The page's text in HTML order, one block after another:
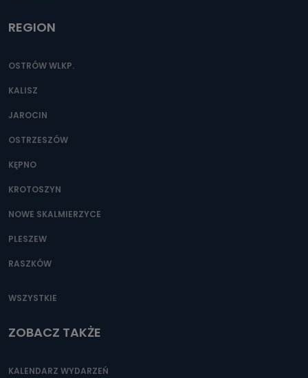
REGION
OSTRÓW WLKP.
KALISZ
JAROCIN
OSTRZESZÓW
KĘPNO
KROTOSZYN
NOWE SKALMIERZYCE
PLESZEW
RASZKÓW
WSZYSTKIE
ZOBACZ TAKŻE
KALENDARZ WYDARZEŃ